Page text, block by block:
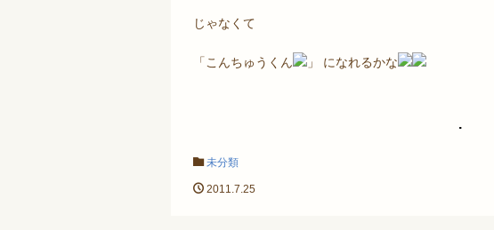
じゃなくて
「こんちゅうくん 」 になれるかな
.
未分類
2011.7.25